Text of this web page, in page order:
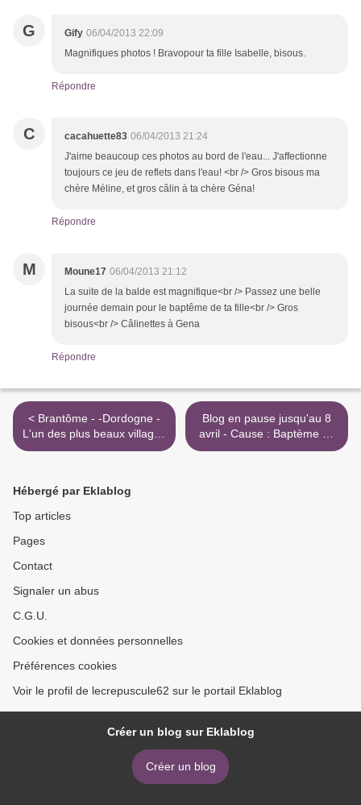
G Gify 06/04/2013 22:09
Magnifiques photos ! Bravopour ta fille Isabelle, bisous.
Répondre
C cacahuette83 06/04/2013 21:24
J'aime beaucoup ces photos au bord de l'eau... J'affectionne
toujours ce jeu de reflets dans l'eau! <br /> Gros bisous ma
chère Méline, et gros câlin à ta chère Géna!
Répondre
M Moune17 06/04/2013 21:12
La suite de la balde est magnifique<br /> Passez une belle
journée demain pour le baptême de ta fille<br /> Gros
bisous<br /> Câlinettes à Gena
Répondre
< Brantôme - -Dordogne -
L'un des plus beaux villages
de France - c'est la Venise
Blog en pause jusqu'au 8
avril - Cause : Baptème de
ma fille Isabelle! >
Hébergé par Eklablog
Top articles
Pages
Contact
Signaler un abus
C.G.U.
Cookies et données personnelles
Préférences cookies
Voir le profil de lecrepuscule62 sur le portail Eklablog
Créer un blog sur Eklablog
Créer un blog